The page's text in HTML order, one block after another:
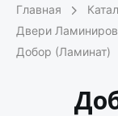
Главная
Двери
Добор (Ламинат)